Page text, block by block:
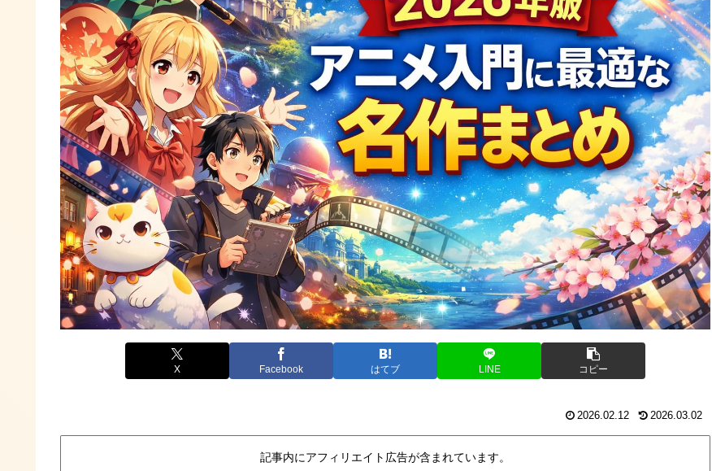
X Facebook はてブ LINE コピー
2026.02.12 2026.03.02
記事内にアフィリエイト広告が含まれています。